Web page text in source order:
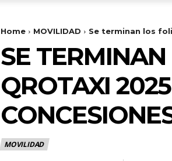
Home MOVILIDAD Se terminan los
SE
QROTAXI
MOVILIDAD